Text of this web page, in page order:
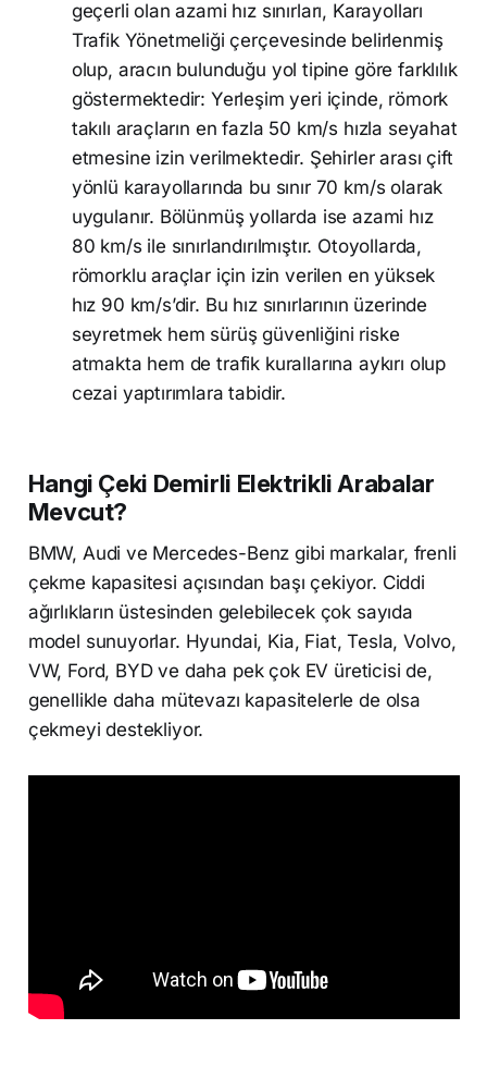
geçerli olan azami hız sınırları, Karayolları
Trafik Yönetmeliği çerçevesinde belirlenmiş
olup, aracın bulunduğu yol tipine göre farklılık
göstermektedir: Yerleşim yeri içinde, römork
takılı araçların en fazla 50 km/s hızla seyahat
etmesine izin verilmektedir. Şehirler arası çift
yönlü karayollarında bu sınır 70 km/s olarak
uygulanır. Bölünmüş yollarda ise azami hız
80 km/s ile sınırlandırılmıştır. Otoyollarda,
römorklu araçlar için izin verilen en yüksek
hız 90 km/s’dir. Bu hız sınırlarının üzerinde
seyretmek hem sürüş güvenliğini riske
atmakta hem de trafik kurallarına aykırı olup
cezai yaptırımlara tabidir.
Hangi Çeki Demirli Elektrikli Arabalar
Mevcut?
BMW, Audi ve Mercedes-Benz gibi markalar, frenli
çekme kapasitesi açısından başı çekiyor. Ciddi
ağırlıkların üstesinden gelebilecek çok sayıda
model sunuyorlar. Hyundai, Kia, Fiat, Tesla, Volvo,
VW, Ford, BYD ve daha pek çok EV üreticisi de,
genellikle daha mütevazı kapasitelerle de olsa
çekmeyi destekliyor.